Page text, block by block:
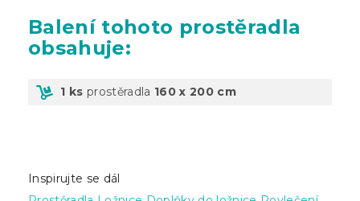
Balenítohoto prostěradla
obsahuje:
1 ks prostěradla 160 x 200 cm
Inspirujte se dál